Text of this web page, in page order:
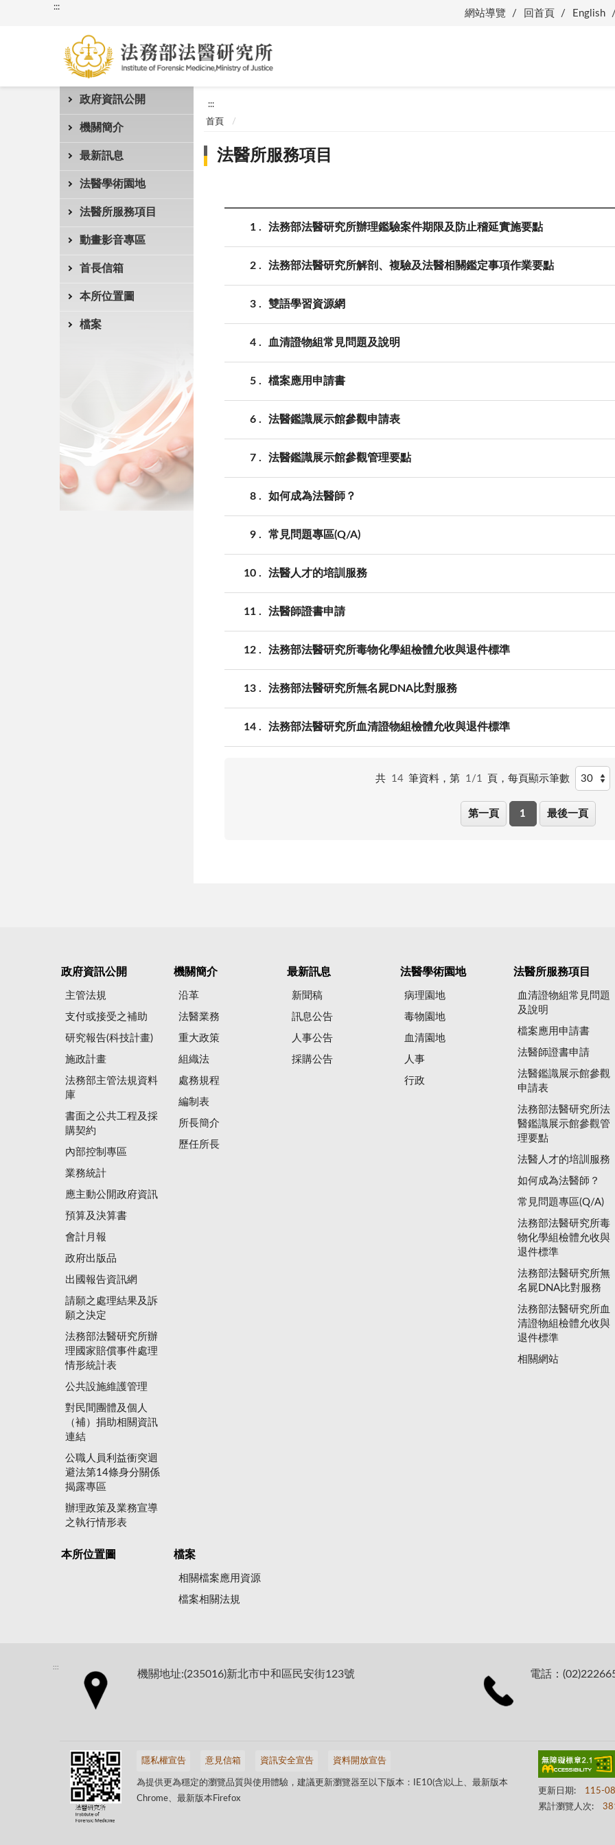
:::
網站導覽 回首頁 English
政府資訊公開
機關簡介
最新訊息
法醫學術園地
法醫所服務項目
動畫影音專區
首長信箱
本所位置圖
檔案
:::
首頁
法醫所服務項目
1 法務部法醫研究所辦理鑑驗案件期限及防止稽延實施要點
2 法務部法醫研究所解剖、複驗及法醫相關鑑定事項作業要點
3 雙語學習資源網
4 血清證物組常見問題及說明
5 檔案應用申請書
6 法醫鑑識展示館參觀申請表
7 法醫鑑識展示館參觀管理要點
8 如何成為法醫師？
9 常見問題專區(Q/A)
10 法醫人才的培訓服務
11 法醫師證書申請
12 法務部法醫研究所毒物化學組檢體允收與退件標準
13 法務部法醫研究所無名屍DNA比對服務
14 法務部法醫研究所血清證物組檢體允收與退件標準
共 14 筆資料，第 1/1 頁，每頁顯示筆數
第一頁 1 最後一頁
政府資訊公開
主管法規
支付或接受之補助
研究報告(科技計畫)
施政計畫
法務部主管法規資料
庫
書面之公共工程及採
購契約
內部控制專區
業務統計
應主動公開政府資訊
預算及決算書
會計月報
政府出版品
出國報告資訊網
請願之處理結果及訴
願之決定
法務部法醫研究所辦
理國家賠償事件處理
情形統計表
公共設施維護管理
對民間團體及個人
（補）捐助相關資訊
連結
公職人員利益衝突迴
避法第14條身分關係
揭露專區
辦理政策及業務宣導
之執行情形表
機關簡介
沿革
法醫業務
重大政策
組織法
處務規程
編制表
所長簡介
歷任所長
最新訊息
新聞稿
訊息公告
人事公告
採購公告
法醫學術園地
病理園地
毒物園地
血清園地
人事
行政
法醫所服務項目
血清證物組常見問題
及說明
檔案應用申請書
法醫師證書申請
法醫鑑識展示館參觀
申請表
法務部法醫研究所法
醫鑑識展示館參觀管
理要點
法醫人才的培訓服務
如何成為法醫師？
常見問題專區(Q/A)
法務部法醫研究所毒
物化學組檢體允收與
退件標準
法務部法醫研究所無
名屍DNA比對服務
法務部法醫研究所血
清證物組檢體允收與
退件標準
相關網站
本所位置圖 檔案
相關檔案應用資源
檔案相關法規
:::
機關地址:(235016)新北市中和區民安街123號 電話：
隱私權宣告 意見信箱 資訊安全宣告 資料開放宣告
為提供更為穩定的瀏覽品質與使用體驗，建議更新瀏覽器至以下版本：IE10(含)以上、最新版本
Chrome、最新版本Firefox
更新日期:
115-
累計瀏覽人次: